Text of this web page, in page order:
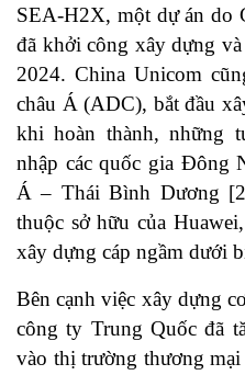
SEA-H2X, một dự án do
đã khởi công xây dựng
2024. China Unicom
châu Á (ADC), bắt đầu
khi hoàn thành, những
nhập các quốc gia Đông
Á – Thái Bình Dương
thuộc sở hữu của
xây dựng cáp ngầm dưới
Bên cạnh việc xây dựng
công ty Trung Quốc đã
vào thị trường thương